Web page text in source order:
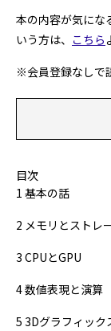
本の内容が気に
いう方は、 こちら
※会員登録なしで
目次
1 基本の話
2 メモリとストレ
3 CPUとGPU
4 数値表現と演算
5 3Dグラフィック